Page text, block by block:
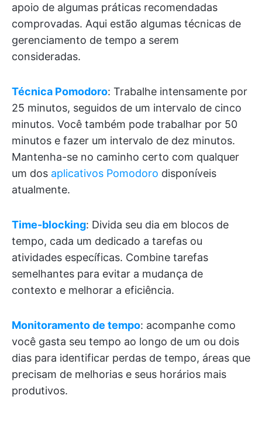
apoio de algumas práticas recomendadas
comprovadas. Aqui estão algumas técnicas de
gerenciamento de tempo a serem
consideradas.
Técnica Pomodoro: Trabalhe intensamente por
25 minutos, seguidos de um intervalo de cinco
minutos. Você também pode trabalhar por 50
minutos e fazer um intervalo de dez minutos.
Mantenha-se no caminho certo com qualquer
um dos aplicativos Pomodoro disponíveis
atualmente.
Time-blocking: Divida seu dia em blocos de
tempo, cada um dedicado a tarefas ou
atividades específicas. Combine tarefas
semelhantes para evitar a mudança de
contexto e melhorar a eficiência.
Monitoramento de tempo: acompanhe como
você gasta seu tempo ao longo de um ou dois
dias para identificar perdas de tempo, áreas que
precisam de melhorias e seus horários mais
produtivos.